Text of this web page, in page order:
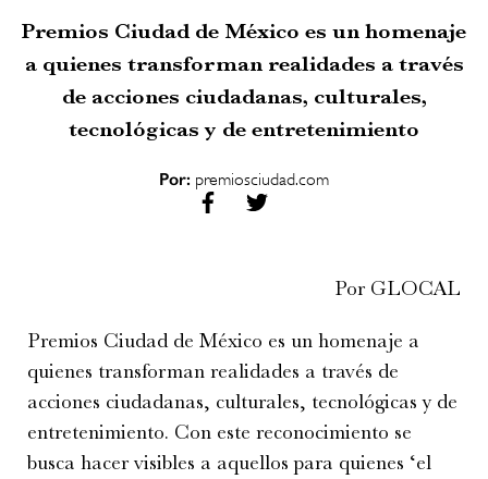
Premios Ciudad de México es un homenaje
a quienes transforman realidades a través
de acciones ciudadanas, culturales,
tecnológicas y de entretenimiento
Por: premiosciudad.com
Por GLOCAL
Premios Ciudad de México es un homenaje a
quienes transforman realidades a través de
acciones ciudadanas, culturales, tecnológicas y de
entretenimiento. Con este reconocimiento se
busca hacer visibles a aquellos para quienes ‘el